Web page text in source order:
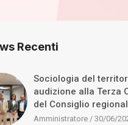
Recenti
Sociologia del
audizione alla Terza
del Consiglio
Amministratore 30/06/